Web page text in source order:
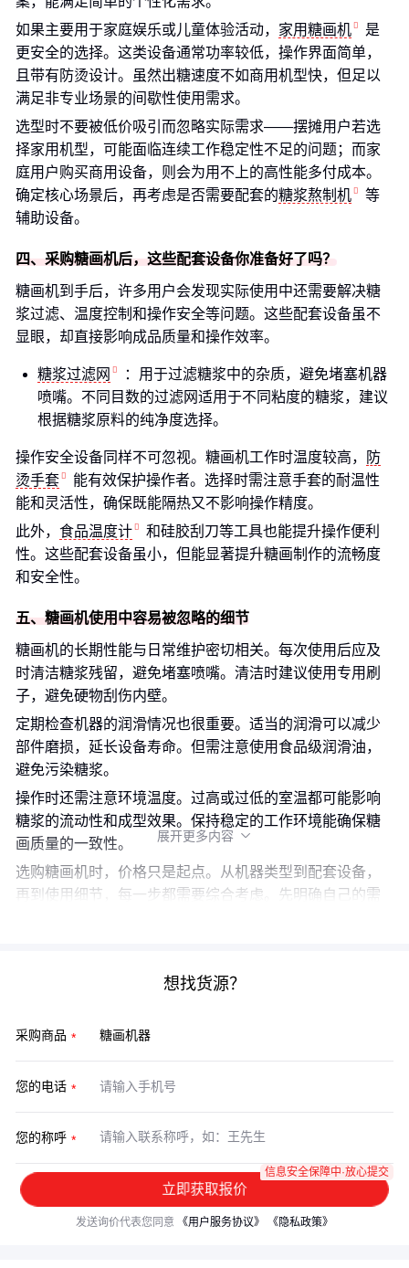
如果主要用于家庭娱乐或儿童体验活动， 家用糖画机
是
更安全的选择。这类设备通常功率较低，操作界面简单，
且带有防烫设计。虽然出糖速度不如商用机型快，但足以
满足非专业场景的间歇性使用需求。
选型时不要被低价吸引而忽略实际需求——摆摊用户若选
择家用机型，可能面临连续工作稳定性不足的问题；而家
庭用户购买商用设备，则会为用不上的高性能多付成本。
确定核心场景后，再考虑是否需要配套的糖浆熬制机
等
辅助设备。
四、采购糖画机后，这些配套设备你准备好了吗？
糖画机到手后，许多用户会发现实际使用中还需要解决糖
浆过滤、温度控制和操作安全等问题。这些配套设备虽不
显眼，却直接影响成品质量和操作效率。
糖浆过滤网
：用于过滤糖浆中的杂质，避免堵塞机器
喷嘴。不同目数的过滤网适用于不同粘度的糖浆，建议
根据糖浆原料的纯净度选择。
操作安全设备同样不可忽视。糖画机工作时温度较高，
防
烫手套
能有效保护操作者。选择时需注意手套的耐温性
能和灵活性，确保既能隔热又不影响操作精度。
此外， 食品温度计
和硅胶刮刀等工具也能提升操作便利
性。这些配套设备虽小，但能显著提升糖画制作的流畅度
和安全性。
五、糖画机使用中容易被忽略的细节
糖画机的长期性能与日常维护密切相关。每次使用后应及
时清洁糖浆残留，避免堵塞喷嘴。清洁时建议使用专用刷
子，避免硬物刮伤内壁。
定期检查机器的润滑情况也很重要。适当的润滑可以减少
部件磨损，延长设备寿命。但需注意使用食品级润滑油，
避免污染糖浆。
操作时还需注意环境温度。过高或过低的室温都可能影响
糖浆的流动性和成型效果。保持稳定的工作环境能确保糖
画质量的一致性。
选购糖画机时，价格只是起点。从机器类型到配套设备，
再到使用细节，每一步都需要综合考虑。先明确自己的需
展开更多内容 
想找货源？
采购商品
您的电话
您的称呼
立即获取报价
信息安全保障中·放心提交
发送询价代表您同意 《用户服务协议》 《隐私政策》